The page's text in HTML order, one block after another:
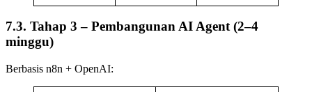
7.3. Tahap 3 – Pembangunan AI Agent (2–4
minggu)
Berbasis n8n + OpenAI: